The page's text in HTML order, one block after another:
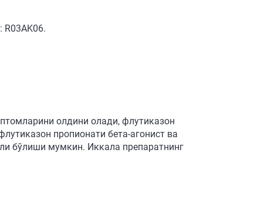
олдини олади, флутиказон
пропионати бета-агонист ва
бўлиши мумкин. Иккала препаратнинг